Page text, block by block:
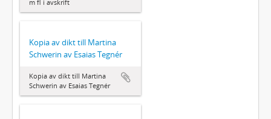
m fl i avskrift
Kopia av dikt till Martina
Schwerin av Esaias Tegnér
Kopia av dikt till Martina
Schwerin av Esaias Tegnér